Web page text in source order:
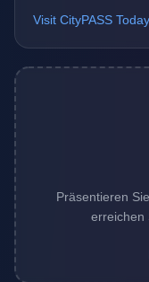
Visit CityPASS
Präsentieren
erreichen